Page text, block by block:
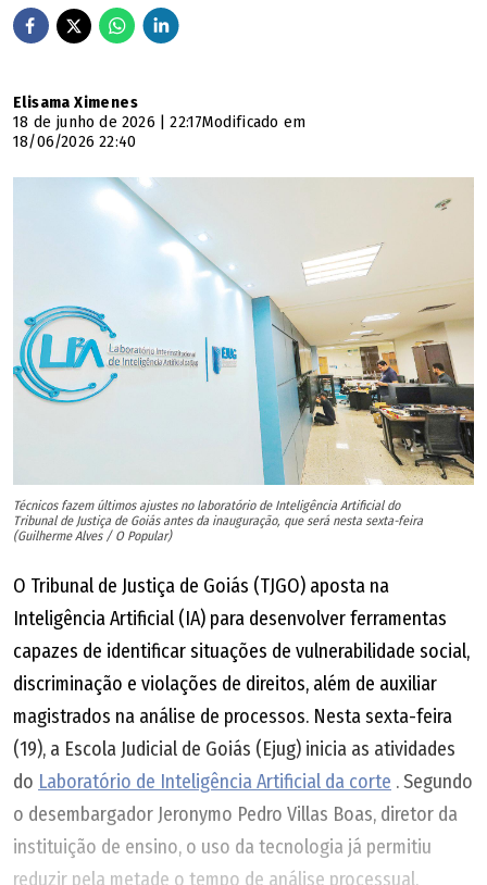
Elisama Ximenes
18 de junho de 2026 | 22:17Modificado em
18/06/2026 22:40
Técnicos fazem últimos ajustes no laboratório de Inteligência Artificial do
Tribunal de Justiça de Goiás antes da inauguração, que será nesta sexta-feira
(Guilherme Alves / O Popular)
O Tribunal de Justiça de Goiás (TJGO) aposta na
Inteligência Artificial (IA) para desenvolver ferramentas
capazes de identificar situações de vulnerabilidade social,
discriminação e violações de direitos, além de auxiliar
magistrados na análise de processos. Nesta sexta-feira
(19), a Escola Judicial de Goiás (Ejug) inicia as atividades
do Laboratório de Inteligência Artificial da corte . Segundo
o desembargador Jeronymo Pedro Villas Boas, diretor da
instituição de ensino, o uso da tecnologia já permitiu
reduzir pela metade o tempo de análise processual.